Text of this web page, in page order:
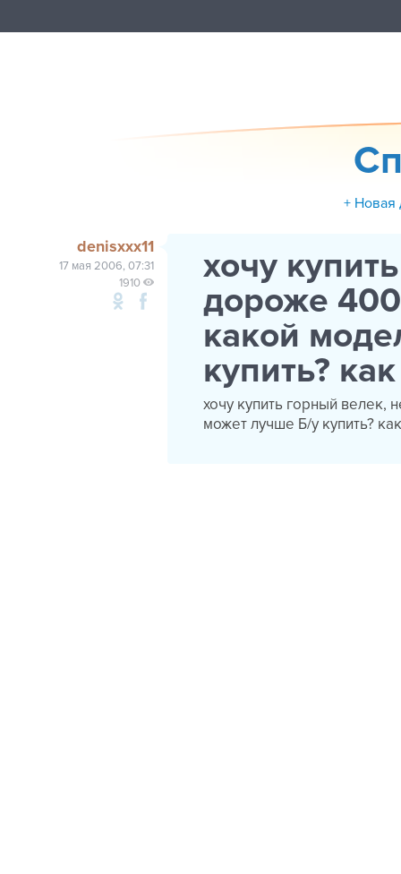
+ Новая
denisxxx11
17 мая 2006, 07:31
1910
хочу
дороже
какой
купить?
хочу купить горный велек,
может лучше Б/у купить?